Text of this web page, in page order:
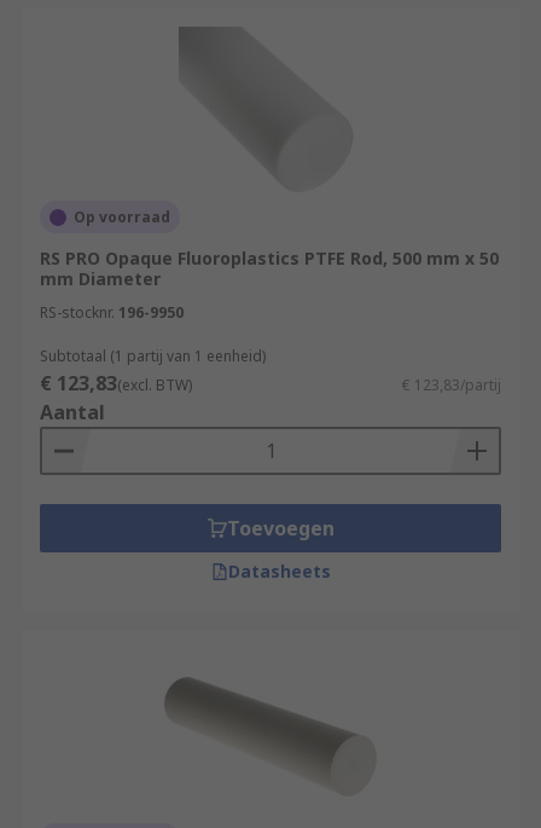
Op voorraad
RS PRO Opaque Fluoroplastics PTFE Rod, 500 mm x 50
mm Diameter
RS-stocknr. 196-9950
Subtotaal (1 partij van 1 eenheid)
€ 123,83(excl. BTW) € 123,83/partij
Aantal
Toevoegen
Datasheets